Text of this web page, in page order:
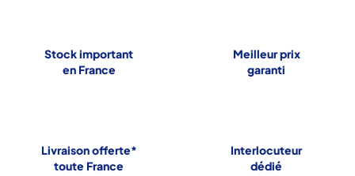
Stock important
en France
Meilleur prix
garanti
Livraison offerte*
toute France
Interlocuteur
dédié